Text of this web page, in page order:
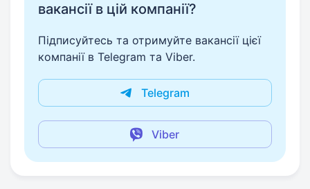
вакансії в цій компанії?
Підписуйтесь та отримуйте вакансії цієї
компанії в Telegram та Viber.
Telegram
Viber